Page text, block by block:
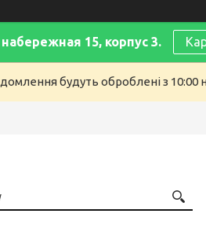
15, корпус 3.
будуть оброблені з